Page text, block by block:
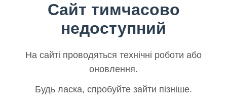
Сайт тимчасово
недоступний
На сайті проводяться технічні роботи або
оновлення.
Будь ласка, спробуйте зайти пізніше.